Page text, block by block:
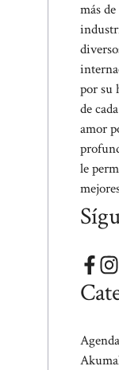
más
por su
de
amor
le
Agenda